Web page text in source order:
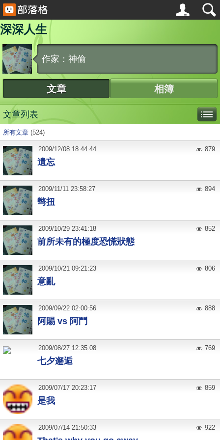
深深人生
作家：神偷
文章 相簿
文章列表
所有文章 (524)
遺忘
2009/12/08 18:44:44 879
彆扭
2009/11/11 23:58:27 894
前所未有的極度恐慌狀態
2009/10/29 23:41:18 852
意亂
2009/10/21 09:21:23 806
阿賜 vs 阿鬥
2009/09/22 02:00:56 888
七夕邂逅
2009/08/27 12:35:08 769
是我
2009/07/17 20:23:17 859
2009/07/14 21:50:33 922